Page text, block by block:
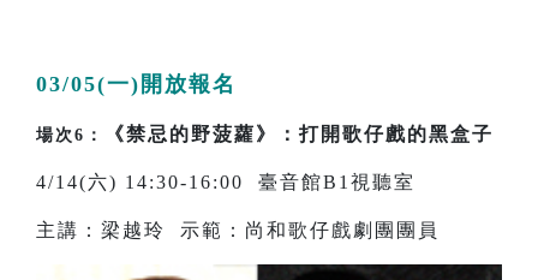
03/05(一)開放報名
場次6： 《禁忌的野菠蘿》：打開歌仔戲的黑盒子
4/14(六) 14:30-16:00 臺音館B1視聽室
主講：梁越玲 示範：尚和歌仔戲劇團團員